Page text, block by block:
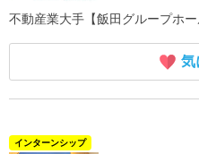
不動産業大手【飯田グループホ
気
インターンシップ